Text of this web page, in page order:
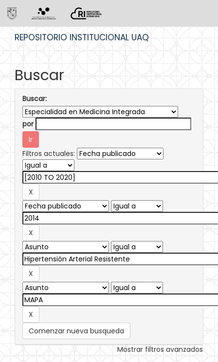
REPOSITORIO INSTITUCIONAL UAQ
Buscar
Buscar:
por
Filtros actuales:
Comenzar nueva busqueda
Mostrar filtros avanzados